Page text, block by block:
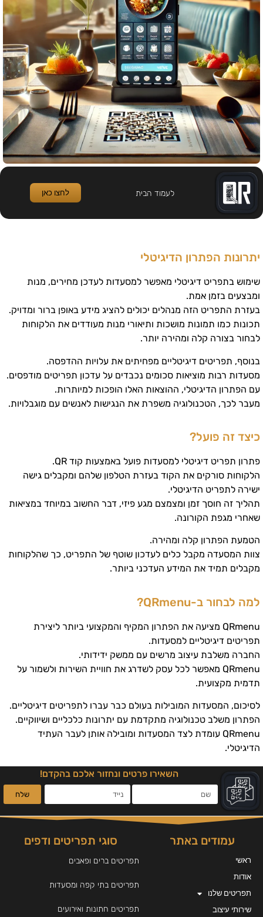
לעמוד הבית לחצו כאן
יתרונות הפתרון הדיגיטלי
שימוש בתפריט דיגיטלי מאפשר למסעדות לעדכן מחירים, מנות
ומבצעים בזמן אמת.
בעזרת התפריט הזה מנהלים יכולים להציג מידע באופן ברור ומדויק.
תכונות כמו תמונות מושכות ותיאורי מנות מעודדים את הלקוחות
לבחור בצורה קלה ומהירה יותר.
בנוסף, תפריטים דיגיטליים מפחיתים את עלויות ההדפסה.
מסעדות רבות מוציאות סכומים נכבדים על עדכון תפריטים מודפסים.
עם הפתרון הדיגיטלי, ההוצאות האלו הופכות למיותרות.
מעבר לכך, הטכנולוגיה משפרת את הנגישות לאנשים עם מוגבלויות.
כיצד זה פועל?
פתרון תפריט דיגיטלי למסעדות פועל באמצעות קוד QR.
הלקוחות סורקים את הקוד בעזרת הטלפון שלהם ומקבלים גישה
ישירה לתפריט הדיגיטלי.
תהליך זה חוסך זמן ומצמצם מגע פיזי, דבר החשוב במיוחד במציאות
שאחרי מגפת הקורונה.
הטמעת הפתרון קלה ומהירה.
צוות המסעדה מקבל כלים לעדכון שוטף של התפריט, כך שהלקוחות
מקבלים תמיד את המידע העדכני ביותר.
למה לבחור ב-QRmenu?
QRmenu מציעה את הפתרון המקיף והמקצועי ביותר ליצירת
תפריטים דיגיטליים למסעדות.
החברה משלבת עיצוב מרשים עם ממשק ידידותי.
QRmenu מאפשר לכל עסק לשדרג את חוויית השירות ולשמור על
תדמית מקצועית.
לסיכום, המסעדות המובילות בעולם כבר עברו לתפריטים דיגיטליים.
הפתרון משלב טכנולוגיה מתקדמת עם יתרונות כלכליים ושיווקיים.
QRmenu עומדת לצד המסעדות ומובילה אותן לעבר העתיד
הדיגיטלי.
השאירו פרטים ונחזור אלכם בהקדם!
שלח
עמודים באתר
ראשי
אודות
תפריטים שלנו
שירותי עיצוב
סוגי תפריטים ודפים
תפריטים ברים ופאבים
תפריטים בתי קפה ומסעדות
תפריטים חתונות ואירועים